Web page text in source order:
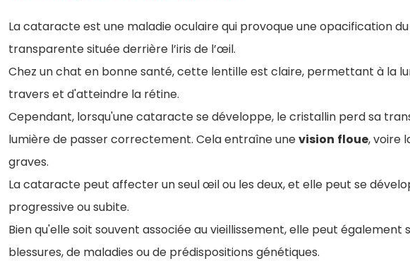
La cataracte est une maladie oculaire qui provoque une opacification
transparente située derrière l’iris de l’œil.
Chez un chat en bonne santé, cette lentille est claire, permettant à la
travers et d'atteindre la rétine.
Cependant, lorsqu'une cataracte se développe, le cristallin perd sa
lumière de passer correctement. Cela entraîne unevision floue, voire
graves.
La cataracte peut affecter un seul œil ou les deux, et elle peut se
progressive ou subite.
Bien qu'elle soit souvent associée au vieillissement, elle peut également
blessures, de maladies ou de prédispositions génétiques.